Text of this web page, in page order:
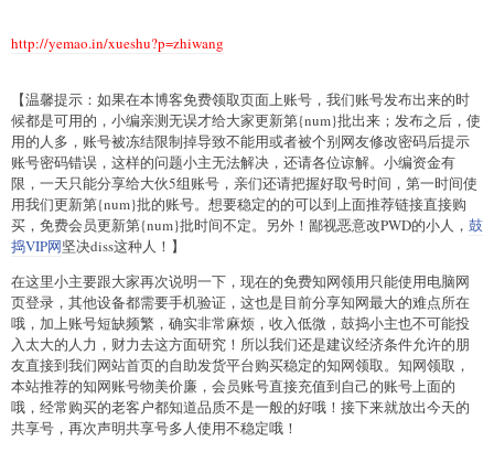
http://yemao.in/xueshu?p=zhiwang
【温馨提示：如果在本博客免费领取页面上账号，我们账号发布出来的时
候都是可用的，小编亲测无误才给大家更新第{num}批出来；发布之后，使
用的人多，账号被冻结限制掉导致不能用或者被个别网友修改密码后提示
账号密码错误，这样的问题小主无法解决，还请各位谅解。小编资金有
限，一天只能分享给大伙5组账号，亲们还请把握好取号时间，第一时间使
用我们更新第{num}批的账号。想要稳定的的可以到上面推荐链接直接购
买，免费会员更新第{num}批时间不定。另外！鄙视恶意改PWD的小人， 鼓
捣VIP网坚决diss这种人！】
在这里小主要跟大家再次说明一下，现在的免费知网领用只能使用电脑网
页登录，其他设备都需要手机验证，这也是目前分享知网最大的难点所在
哦，加上账号短缺频繁，确实非常麻烦，收入低微，鼓捣小主也不可能投
入太大的人力，财力去这方面研究！所以我们还是建议经济条件允许的朋
友直接到我们网站首页的自助发货平台购买稳定的知网领取。知网领取，
本站推荐的知网账号物美价廉，会员账号直接充值到自己的账号上面的
哦，经常购买的老客户都知道品质不是一般的好哦！接下来就放出今天的
共享号，再次声明共享号多人使用不稳定哦！